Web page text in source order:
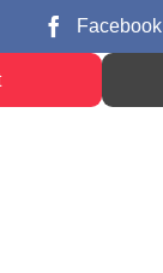
Facebook